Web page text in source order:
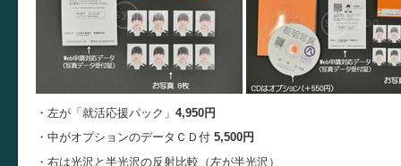
・左が「就活応援パック」 4,950円
・中がオプションのデータＣＤ付 5,500円
・右は光沢と半光沢の反射比較（左が半光沢）